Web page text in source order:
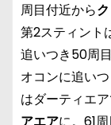
周目付近から
第2スティント
追いつき50周
オコンに追い
はダーティエ